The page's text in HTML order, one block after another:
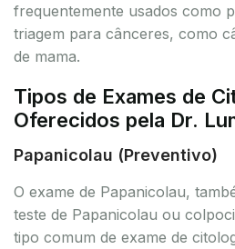
frequentemente usados como
triagem para cânceres, como
de mama.
Tipos de Exames de
Oferecidos pela Dr.
Papanicolau (Preventivo)
O exame de Papanicolau,
teste de Papanicolau ou
tipo comum de exame de